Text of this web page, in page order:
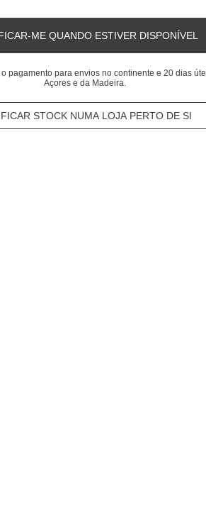
ME QUANDO ESTIVER DISPONÍVEL
pagamento para envios no continente e 20 dias
Açores e da Madeira.
STOCK NUMA LOJA PERTO DE SI